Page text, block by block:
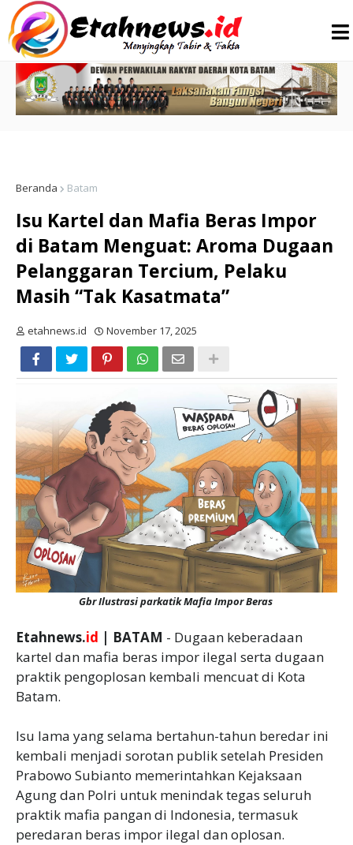
Beranda Batam
Isu Kartel dan Mafia Beras Impor
di Batam Menguat: Aroma Dugaan
Pelanggaran Tercium, Pelaku
Masih “Tak Kasatmata”
etahnews.id November 17, 2025
Gbr Ilustrasi parkatik Mafia Impor Beras
Etahnews.id | BATAM - Dugaan keberadaan
kartel dan mafia beras impor ilegal serta dugaan
praktik pengoplosan kembali mencuat di Kota
Batam.
‎Isu lama yang selama bertahun-tahun beredar ini
kembali menjadi sorotan publik setelah Presiden
Prabowo Subianto memerintahkan Kejaksaan
Agung dan Polri untuk menindak tegas seluruh
praktik mafia pangan di Indonesia, termasuk
peredaran beras impor ilegal dan oplosan.